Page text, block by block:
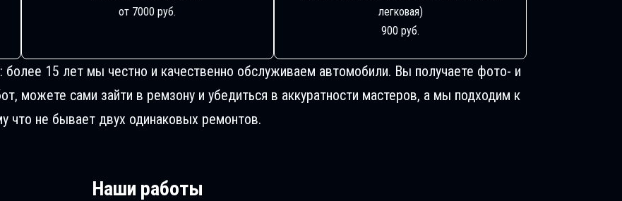
от 7000 руб.
легковая)
900 руб.
15 лет мы честно и качественно обслуживаем автомобили. Вы получаете фото- и
можете сами зайти в ремзону и убедиться в аккуратности мастеров, а мы подходим к
что не бывает двух одинаковых ремонтов.
Наши работы